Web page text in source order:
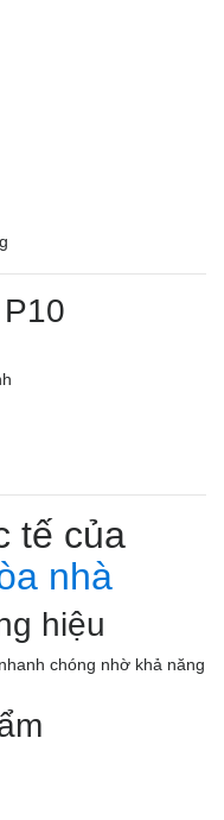
tế của
nhà
hiệu
chóng nhờ khả năng